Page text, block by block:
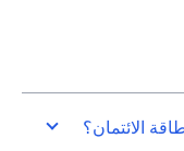
الائتمان؟